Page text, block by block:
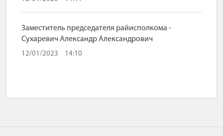
Заместитель председателя райисполкома -
Сухаревич Александр Александрович
12/01/2023 14:10